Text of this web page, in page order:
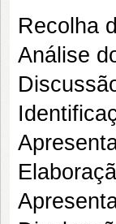
Recolha
Análise